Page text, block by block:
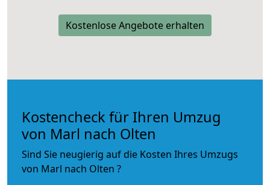
Kostenlose Angebote erhalten
Kostencheck für Ihren Umzug
von Marl nach Olten
Sind Sie neugierig auf die Kosten Ihres Umzugs
von Marl nach Olten ?